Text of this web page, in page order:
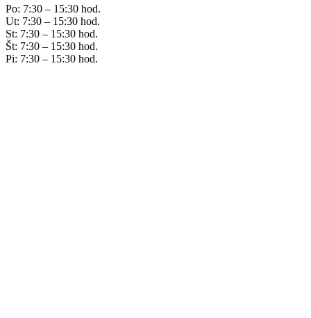
Po: 7:30 – 15:30 hod.
Ut: 7:30 – 15:30 hod.
St: 7:30 – 15:30 hod.
Št: 7:30 – 15:30 hod.
Pi: 7:30 – 15:30 hod.